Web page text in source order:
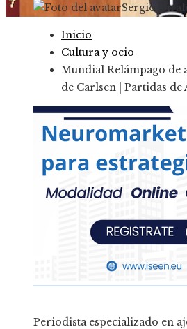
Sergio
Inicio
Cultura y ocio
Mundial Relámpago de
de Carlsen | Partidas de
Periodista especializado en